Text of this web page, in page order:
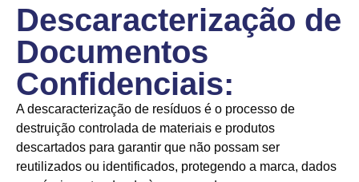
Descaracterização de
Documentos
Confidenciais:
A descaracterização de resíduos é o processo de
destruição controlada de materiais e produtos
descartados para garantir que não possam ser
reutilizados ou identificados, protegendo a marca, dados